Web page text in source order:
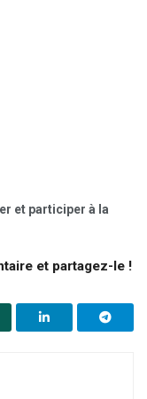
et participer à la
et partagez-le !